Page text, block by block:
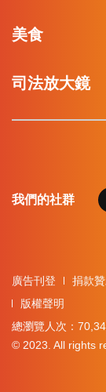
美食
司法放大鏡
我們的社群
廣告刊登 捐款
版權聲明
總瀏覽人次：
© 2023. All rights